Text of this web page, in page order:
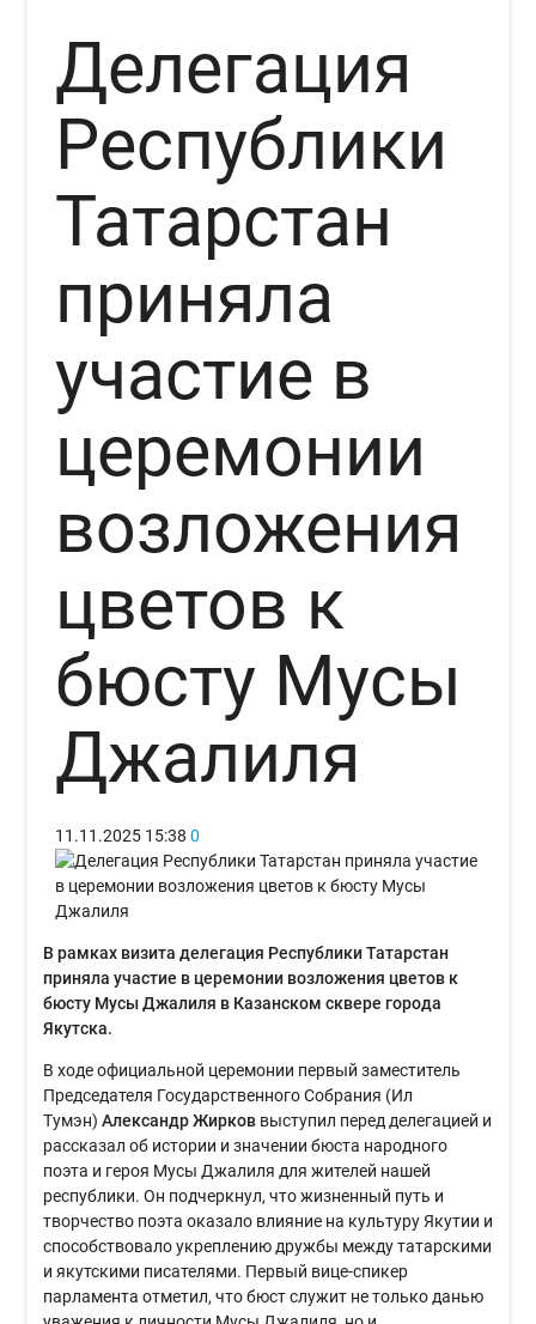
Делегация
Республики
Татарстан
приняла
участие в
церемонии
возложения
цветов к
бюсту Мусы
Джалиля
11.11.2025 15:38 0
В рамках визита делегация Республики Татарстан
приняла участие в церемонии возложения цветов к
бюсту Мусы Джалиля в Казанском сквере города
Якутска.
В ходе официальной церемонии первый заместитель
Председателя Государственного Собрания (Ил
Тумэн) Александр Жирков выступил перед делегацией и
рассказал об истории и значении бюста народного
поэта и героя Мусы Джалиля для жителей нашей
республики. Он подчеркнул, что жизненный путь и
творчество поэта оказало влияние на культуру Якутии и
способствовало укреплению дружбы между татарскими
и якутскими писателями. Первый вице-спикер
парламента отметил, что бюст служит не только данью